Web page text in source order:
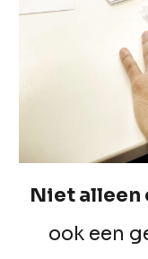
Niet
ook een